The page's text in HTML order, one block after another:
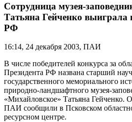
Сотрудница музея-
Татьяна Гейченко выиграла
РФ
16:14, 24 декабря 2003, ПАИ
В числе победителей конкурса за
Президента РФ названа старший
государственного мемориального
природно-ландшафтного музея-
«Михайловское» Татьяна Гейченко.
ПАИ сообщили в Псковском
ресурсном центре.